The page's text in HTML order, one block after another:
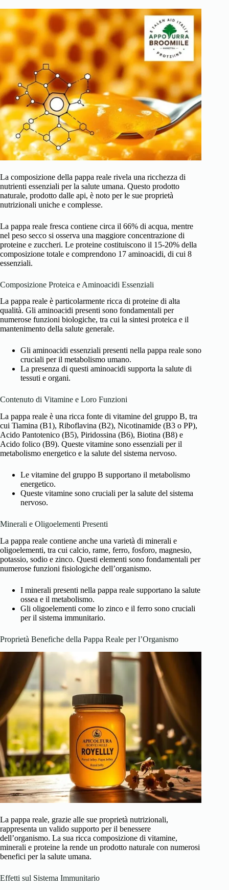
La composizione della pappa reale rivela una ricchezza di
nutrienti essenziali per la salute umana. Questo prodotto
naturale, prodotto dalle api, è noto per le sue proprietà
nutrizionali uniche e complesse.
La pappa reale fresca contiene circa il 66% di acqua, mentre
nel peso secco si osserva una maggiore concentrazione di
proteine e zuccheri. Le proteine costituiscono il 15-20% della
composizione totale e comprendono 17 aminoacidi, di cui 8
essenziali.
Composizione Proteica e Aminoacidi Essenziali
La pappa reale è particolarmente ricca di proteine di alta
qualità. Gli aminoacidi presenti sono fondamentali per
numerose funzioni biologiche, tra cui la sintesi proteica e il
mantenimento della salute generale.
Gli aminoacidi essenziali presenti nella pappa reale sono
cruciali per il metabolismo umano.
La presenza di questi aminoacidi supporta la salute di
tessuti e organi.
Contenuto di Vitamine e Loro Funzioni
La pappa reale è una ricca fonte di vitamine del gruppo B, tra
cui Tiamina (B1), Riboflavina (B2), Nicotinamide (B3 o PP),
Acido Pantotenico (B5), Piridossina (B6), Biotina (B8) e
Acido folico (B9). Queste vitamine sono essenziali per il
metabolismo energetico e la salute del sistema nervoso.
Le vitamine del gruppo B supportano il metabolismo
energetico.
Queste vitamine sono cruciali per la salute del sistema
nervoso.
Minerali e Oligoelementi Presenti
La pappa reale contiene anche una varietà di minerali e
oligoelementi, tra cui calcio, rame, ferro, fosforo, magnesio,
potassio, sodio e zinco. Questi elementi sono fondamentali per
numerose funzioni fisiologiche dell’organismo.
I minerali presenti nella pappa reale supportano la salute
ossea e il metabolismo.
Gli oligoelementi come lo zinco e il ferro sono cruciali
per il sistema immunitario.
Proprietà Benefiche della Pappa Reale per l’Organismo
La pappa reale, grazie alle sue proprietà nutrizionali,
rappresenta un valido supporto per il benessere
dell’organismo. La sua ricca composizione di vitamine,
minerali e proteine la rende un prodotto naturale con numerosi
benefici per la salute umana.
Effetti sul Sistema Immunitario